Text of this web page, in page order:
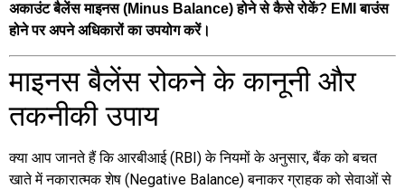
अकाउंट बैलेंस माइनस (Minus Balance) होने से कैसे रोकें? EMI बाउंस
होने पर अपने अधिकारों का उपयोग करें।
माइनस बैलेंस रोकने के कानूनी और
तकनीकी उपाय
क्या आप जानते हैं कि आरबीआई (RBI) के नियमों के अनुसार, बैंक को बचत
खाते में नकारात्मक शेष (Negative Balance) बनाकर ग्राहक को सेवाओं से